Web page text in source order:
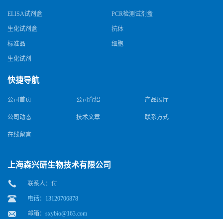
ELISA试剂盒 PCR检测试剂盒
生化试剂盒 抗体
标准品 细胞
生化试剂
快捷导航
公司首页 公司介绍 产品展厅
公司动态 技术文章 联系方式
在线留言
上海森兴研生物技术有限公司
联系人：付
电话：13120706878
邮箱： sxybio@163.com